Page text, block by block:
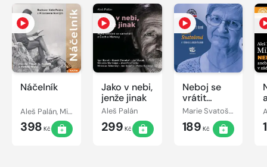
Náčelník
Aleš Palán, Miloslav Nevrlý
398 Kč
Jako v nebi,
jenže jinak
Aleš Palán
299 Kč
Neboj se
vrátit
domů
Marie Svatošová, Aleš Palán
189 Kč